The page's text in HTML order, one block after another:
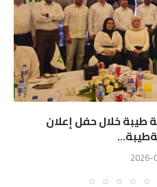
طيبة خلال حفل إعلان
2026-